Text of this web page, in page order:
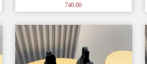
典休闲鞋，以细节和创造力
740.00